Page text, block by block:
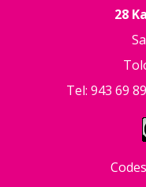
28
Tel: 943 69